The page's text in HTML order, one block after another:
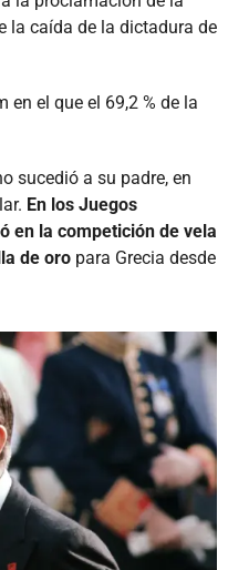
la caída de la dictadura de
en el que el 69,2 % de la
sucedió a su padre, en
En los Juegos
en la competición de vela
de oro para Grecia desde